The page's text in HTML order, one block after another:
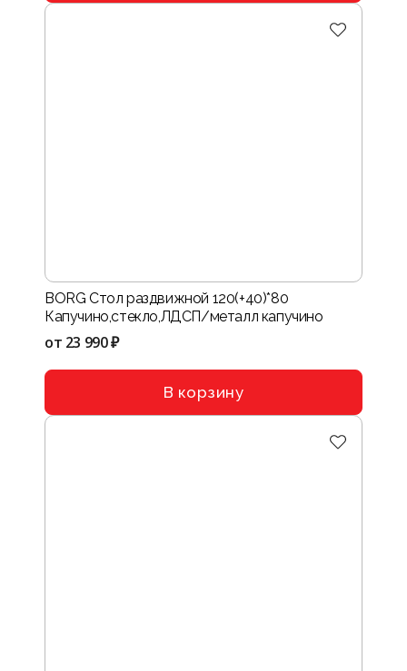
BORG Стол раздвижной 120(+40)*80
Капучино,стекло,ЛДСП/металл капучино
от 23 990 ₽
В корзину